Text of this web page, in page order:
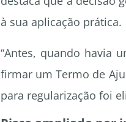
à sua aplicação prática.
“Antes, quando havia
firmar um Termo de
para regularização foi